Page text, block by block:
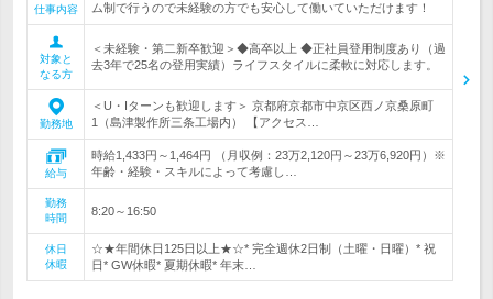
仕事内容
ム制で行うので未経験の方でも安心して働いていただけます！
対象と
なる方
＜未経験・第二新卒歓迎＞◆高卒以上 ◆正社員登用制度あり（過
去3年で25名の登用実績）ライフスタイルに柔軟に対応します。
勤務地
＜U・Iターンも歓迎します＞ 京都府京都市中京区西ノ京桑原町
1（島津製作所三条工場内） 【アクセス…
給与
時給1,433円～1,464円 （月収例：23万2,120円～23万6,920円）※
年齢・経験・スキルによって考慮し…
勤務
時間
8:20～16:50
休日
休暇
☆★年間休日125日以上★☆* 完全週休2日制（土曜・日曜）* 祝
日* GW休暇* 夏期休暇* 年末…